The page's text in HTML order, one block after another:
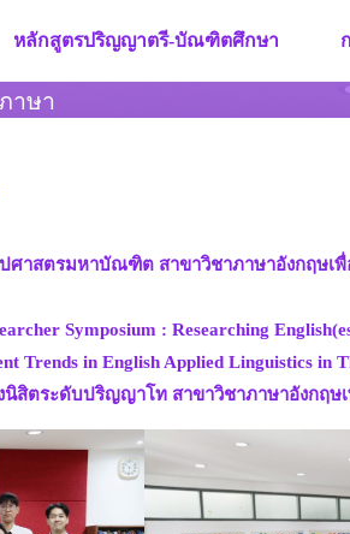
หลักสูตรปริญญาตรี-บัณฑิตศึกษา
าษา
ศาสตรมหาบัณฑิต สาขาวิชาภาษาอังกฤษ
Symposium : Researching
in English Applied Linguistics in
นิสิตระดับปริญญาโท สาขาวิชาภาษาอังก